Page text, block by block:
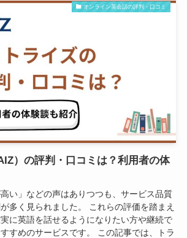
オンライン英会話の評判・口コミ
）の評判・口コミは？利用者の体
い」などの声はありつつも、サービス品質
多く見られました。 これらの評価を踏まえ
に英語を話せるようになりたい方や継続で
すめのサービスです。 この記事では、トラ